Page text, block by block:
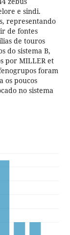
e sindi.
representando
de fontes
de touros
do sistema B,
por MILLER et
foram
os poucos
no sistema